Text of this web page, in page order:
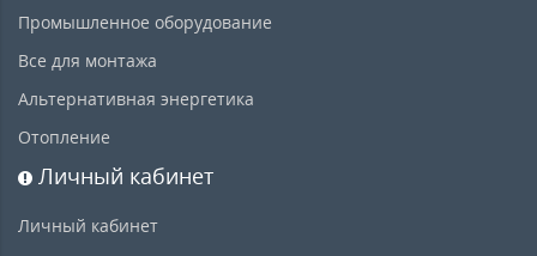
Промышленное оборудование
Все для монтажа
Альтернативная энергетика
Отопление
Личный кабинет
Личный кабинет